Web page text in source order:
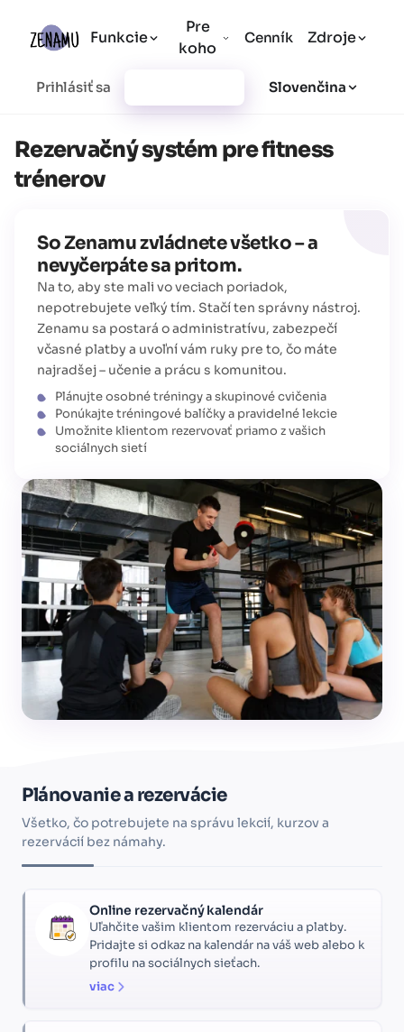
Funkcie
Pre
koho
Cenník Zdroje
Prihlásiť sa Slovenčina
Rezervačný systém pre fitness
trénerov
So Zenamu zvládnete všetko – a
nevyčerpáte sa pritom.
Na to, aby ste mali vo veciach poriadok,
nepotrebujete veľký tím. Stačí ten správny nástroj.
Zenamu sa postará o administratívu, zabezpečí
včasné platby a uvoľní vám ruky pre to, čo máte
najradšej – učenie a prácu s komunitou.
Plánujte osobné tréningy a skupinové cvičenia
Ponúkajte tréningové balíčky a pravidelné lekcie
Umožnite klientom rezervovať priamo z vašich
sociálnych sietí
Plánovanie a rezervácie
Všetko, čo potrebujete na správu lekcií, kurzov a
rezervácií bez námahy.
Online rezervačný kalendár
Uľahčite vašim klientom rezerváciu a platby.
Pridajte si odkaz na kalendár na váš web alebo k
profilu na sociálnych sieťach.
viac